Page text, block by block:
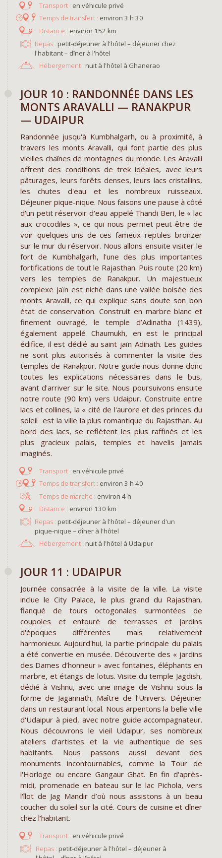
en véhicule privé
environ 3 h 30
environ 152 km
Repas : petit-déjeuner à l'hôtel – déjeuner chez
l'habitant – dîner à l'hôtel
Hébergement : nuit à l'hôtel à Ghanerao
JOUR 10 : RANDONNÉE DANS LES
MONTS ARAVALLI — RANAKPUR
— UDAIPUR
Randonnée jusqu'à Kumbhalgarh, ou à proximité, à
travers les monts Aravalli, qui font partie des plus
vieilles chaînes de montagnes du monde. Les Aravalli
offrent des conditions de trek idéales, avec leurs
pâturages, leurs forêts denses, leurs lacs cristallins,
les chutes d'eau et les nombreux ruisseaux.
Déjeuner pique-nique. Nous faisons une pause à côté
d'un petit réservoir d'eau appelé Thandi Beri, le « lac
aux crocodiles », ce qui nous permet peut-être de
voir quelques-uns de ces fameux reptiles bronzer
sur le mur du réservoir. Nous allons ensuite visiter le
fort de Kumbhalgarh, l'une des plus importantes
fortifications de tout le Rajasthan. Puis route (20 km)
vers les temples de Ranakpur. Un majestueux
complexe jaïn est niché dans une vallée boisée des
monts Aravalli, ce qui explique sans doute son bon
état de conservation. Construit en marbre blanc et
finement ouvragé, le temple d’Adinatha (1439),
également appelé Chaumukh, en est le principal
édifice, il est dédié au saint jaïn Adinath. Les guides
ne sont plus autorisés à commenter la visite des
temples de Ranakpur. Notre guide nous donne donc
toutes les explications nécessaires dans le bus,
avant d'arriver sur le site. Nous poursuivons ensuite
notre route (90 km) vers Udaipur. Construite entre
lacs et collines, la « cité de l'aurore et des princes du
soleil est la ville la plus romantique du Rajasthan. Au
bord des lacs, se reflètent les plus raffinés et les
plus gracieux palais, temples et havelis jamais
imaginés.
en véhicule privé
environ 3 h 40
environ 4 h
environ 130 km
Repas : petit-déjeuner à l'hôtel – déjeuner d'un
pique-nique – dîner à l'hôtel
Hébergement : nuit à l'hôtel à Udaipur
JOUR 11 : UDAIPUR
Journée consacrée à la visite de la ville. La visite
inclue le City Palace, le plus grand du Rajasthan,
flanqué de tours octogonales surmontées de
coupoles et entouré de terrasses et jardins
d'époques différentes mais relativement
harmonieux. Aujourd'hui, la partie principale du palais
a été convertie en musée. Découverte des « jardins
des Dames d’honneur » avec fontaines, éléphants en
marbre, et étangs de lotus. Visite du temple Jagdish,
dédié à Vishnu, avec une image de Vishnu sous la
forme de Jagannath, Maître de l’Univers. Déjeuner
dans un restaurant local. Nous arpentons la belle ville
d'Udaipur à pied, avec notre guide accompagnateur.
Nous découvrons le vieil Udaipur, ses nombreux
ateliers d'artistes et la vie authentique de ses
habitants. Nous passons aussi devant des
monuments incontournables, comme la Tour de
l'Horloge ou encore Gangaur Ghat. En fin d'après-
midi, promenade en bateau sur le lac Pichola, vers
l'îlot de Jag Mandir d’où nous assistons à un beau
coucher du soleil sur la cité. Cours de cuisine et dîner
chez l’habitant.
en véhicule privé
Repas : petit-déjeuner à l'hôtel – déjeuner à